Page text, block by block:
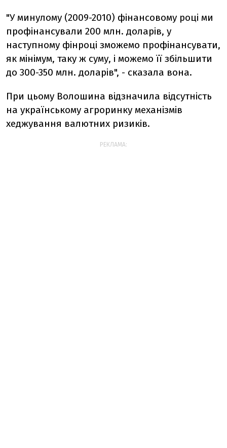
"У минулому (2009-2010) фінансовому році ми
профінансували 200 млн. доларів, у
наступному фінроці зможемо профінансувати,
як мінімум, таку ж суму, і можемо її збільшити
до 300-350 млн. доларів", - сказала вона.
При цьому Волошина відзначила відсутність
на українському агроринку механізмів
хеджування валютних ризиків.
РЕКЛАМА: